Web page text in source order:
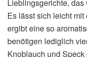
Lieblingsgerichte,
Es lässt sich leicht
ergibt eine so
benötigen lediglich
Knoblauch und